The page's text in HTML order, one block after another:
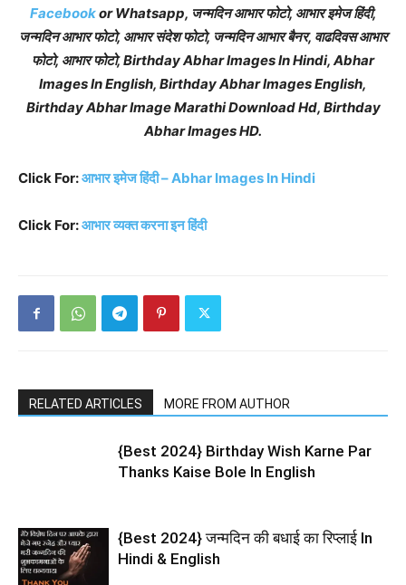
Facebookor Whatsapp, जन्मदिन आभार फोटो, आभार इमेज हिंदी,
जन्मदिन आभार फोटो, आभार संदेश फोटो, जन्मदिन आभार बैनर, वाढदिवस आभार
फोटो, आभार फोटो, Birthday Abhar Images In Hindi, Abhar
Images In English, Birthday Abhar Images English,
Birthday Abhar Image Marathi Download Hd, Birthday
Abhar Images HD.
Click For:आभार इमेज हिंदी – Abhar Images In Hindi
Click For:आभार व्यक्त करना इन हिंदी
RELATED ARTICLES MORE FROM AUTHOR
{Best 2024} Birthday Wish Karne Par
Thanks Kaise Bole In English
{Best 2024} जन्मदिन की बधाई का रिप्लाई In
Hindi & English